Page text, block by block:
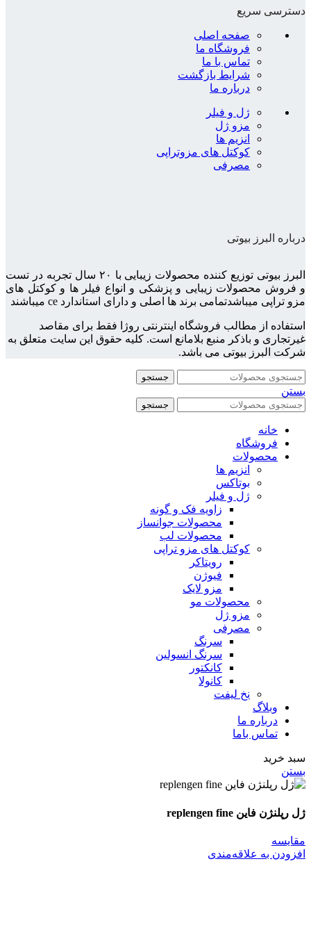
دسترسی سریع
صفحه اصلی
فروشگاه ما
تماس با ما
شرایط بازگشت
درباره ما
ژل و فیلر
مزو ژل
انزیم ها
کوکتل های مزوتراپی
مصرفی
درباره البرز بیوتی
البرز بیوتی توزیع کننده محصولات زیبایی با ۲۰ سال تجربه در تست
و فروش محصولات زیبایی و پزشکی و انواع فیلر ها و کوکتل های
مزو تراپی میباشدتمامی برند ها اصلی و دارای استاندارد ce میباشند
استفاده از مطالب فروشگاه اینترنتی روژا فقط برای مقاصد
غیرتجاری و باذکر منبع بلامانع است. کلیه حقوق این سایت متعلق به
شرکت البرز بیوتی می باشد.
جستجو
بستن
جستجو
خانه
فروشگاه
محصولات
انزیم ها
بوتاکس
ژل و فیلر
زاویه فک و گونه
محصولات جوانساز
محصولات لب
کوکتل های مزو تراپی
رویتاکر
فیوژن
مزو لایک
محصولات مو
مزو ژل
مصرفی
سرنگ
سرنگ انسولین
کانکتور
کانولا
نخ لیفت
وبلاگ
درباره ما
تماس باما
سبد خرید
بستن
ژل رپلنژن فاین replengen fine
مقایسه
افزودن به علاقه‌مندی